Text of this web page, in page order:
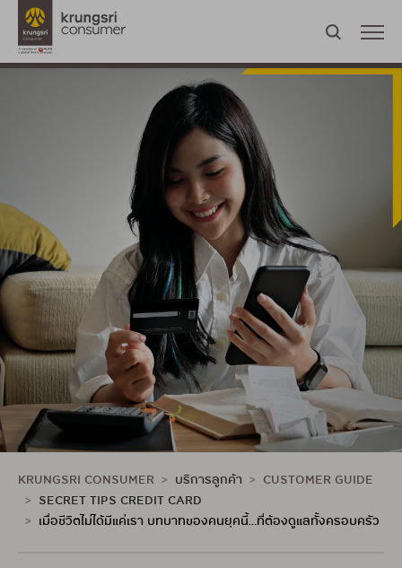
KRUNGSRI CONSUMER บริการลูกค้า
CUSTOMER GUIDE
SECRET TIPS CREDIT CARD
เมื่อชีวิตไม่ได้มีแค่เรา บทบาทของคนยุคนี้…ที่ต้องดูแลทั้งครอบครัว